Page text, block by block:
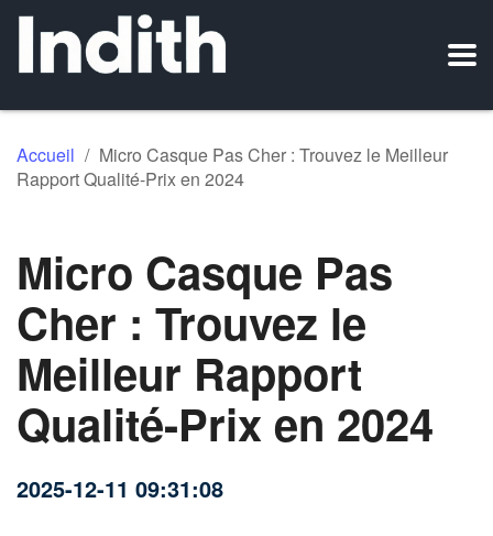
Accueil / Micro Casque Pas Cher : Trouvez le Meilleur
Rapport Qualité-Prix en 2024
Micro Casque Pas
Cher : Trouvez le
Meilleur Rapport
Qualité-Prix en 2024
2025-12-11 09:31:08